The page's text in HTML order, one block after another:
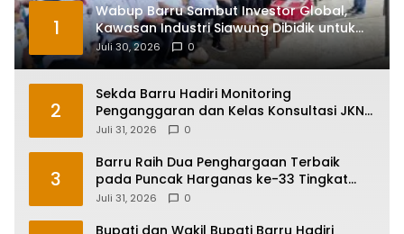
1
Wabup Barru Sambut Investor Global,
Kawasan Industri Siawung Dibidik untuk
Hilirisasi Bawang Putih
Juli 30, 2026 0
2
Sekda Barru Hadiri Monitoring
Penganggaran dan Kelas Konsultasi JKN
2026 Bersama BPJS Kesehatan di
Juli 31, 2026 0
3
Barru Raih Dua Penghargaan Terbaik
pada Puncak Harganas ke-33 Tingkat
Sulawesi Selatan
Juli 31, 2026 0
Bupati dan Wakil Bupati Barru Hadiri